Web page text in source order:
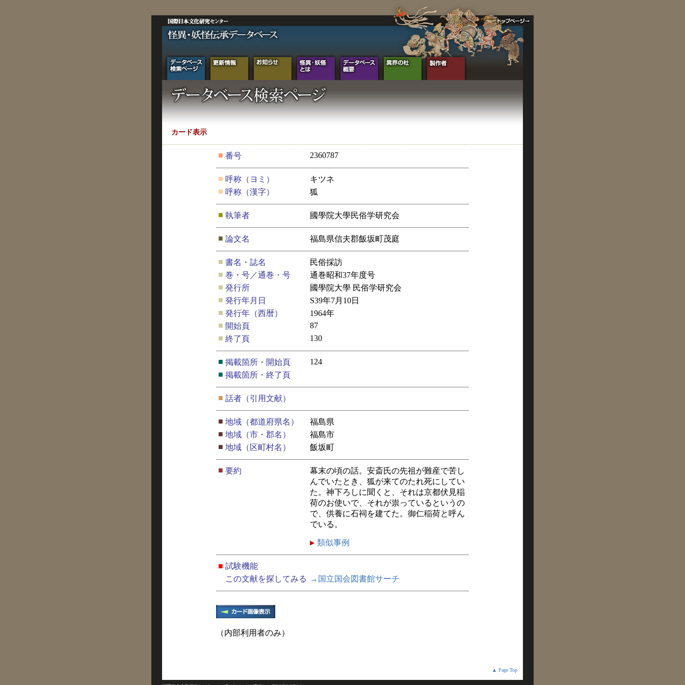
カード表示
■ 番号 2360787
■ 呼称（ヨミ）
キツネ
■ 呼称（漢字） 狐
■ 執筆者 國學院大學民俗学研究会
■ 論文名 福島県信夫郡飯坂町茂庭
■ 書名・誌名
民俗採訪
■ 巻・号／通巻・号
通巻昭和37年度号
■ 発行所
國學院大學 民俗学研究会
■ 発行年月日
S39年7月10日
■ 発行年（西暦）
1964年
■ 開始頁
87
■ 終了頁 130
■ 掲載箇所・開始頁
124
■ 掲載箇所・終了頁
■ 話者（引用文献）
■ 地域（都道府県名）
福島県
■ 地域（市・郡名）
福島市
■ 地域（区町村名） 飯坂町
■ 要約
幕末の頃の話。安斎氏の先祖が難産で苦し
んでいたとき、狐が来てのたれ死にしてい
た。神下ろしに聞くと、それは京都伏見稲
荷のお使いで、それが祟っているというの
で、供養に石祠を建てた。御仁稲荷と呼ん
でいる。
類似事例
■ 試験機能
この文献を探してみる
→国立国会図書館サーチ
（内部利用者のみ）
▲ Page Top